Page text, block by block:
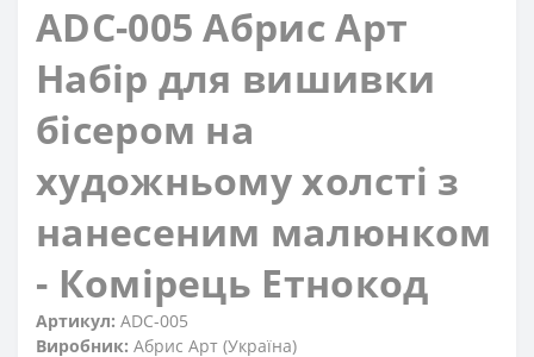
ADC-005 Абрис Арт
Набір для вишивки
бісером на
художньому холсті з
нанесеним малюнком
- Комірець Етнокод
Артикул: ADC-005
Виробник: Абрис Арт (Україна)